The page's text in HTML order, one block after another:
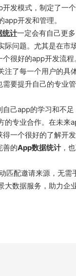
发模式，制定了一
开发和管理。
统计一定会有自己更
际问题。尤其是在
很好的app开发流
注了每一个用户的
要提升自己的专业
己app的学习和不
的专业合作。在未
一个很好的了解开
善的App数据统计，
配邀请来源，无
大数据服务，助力